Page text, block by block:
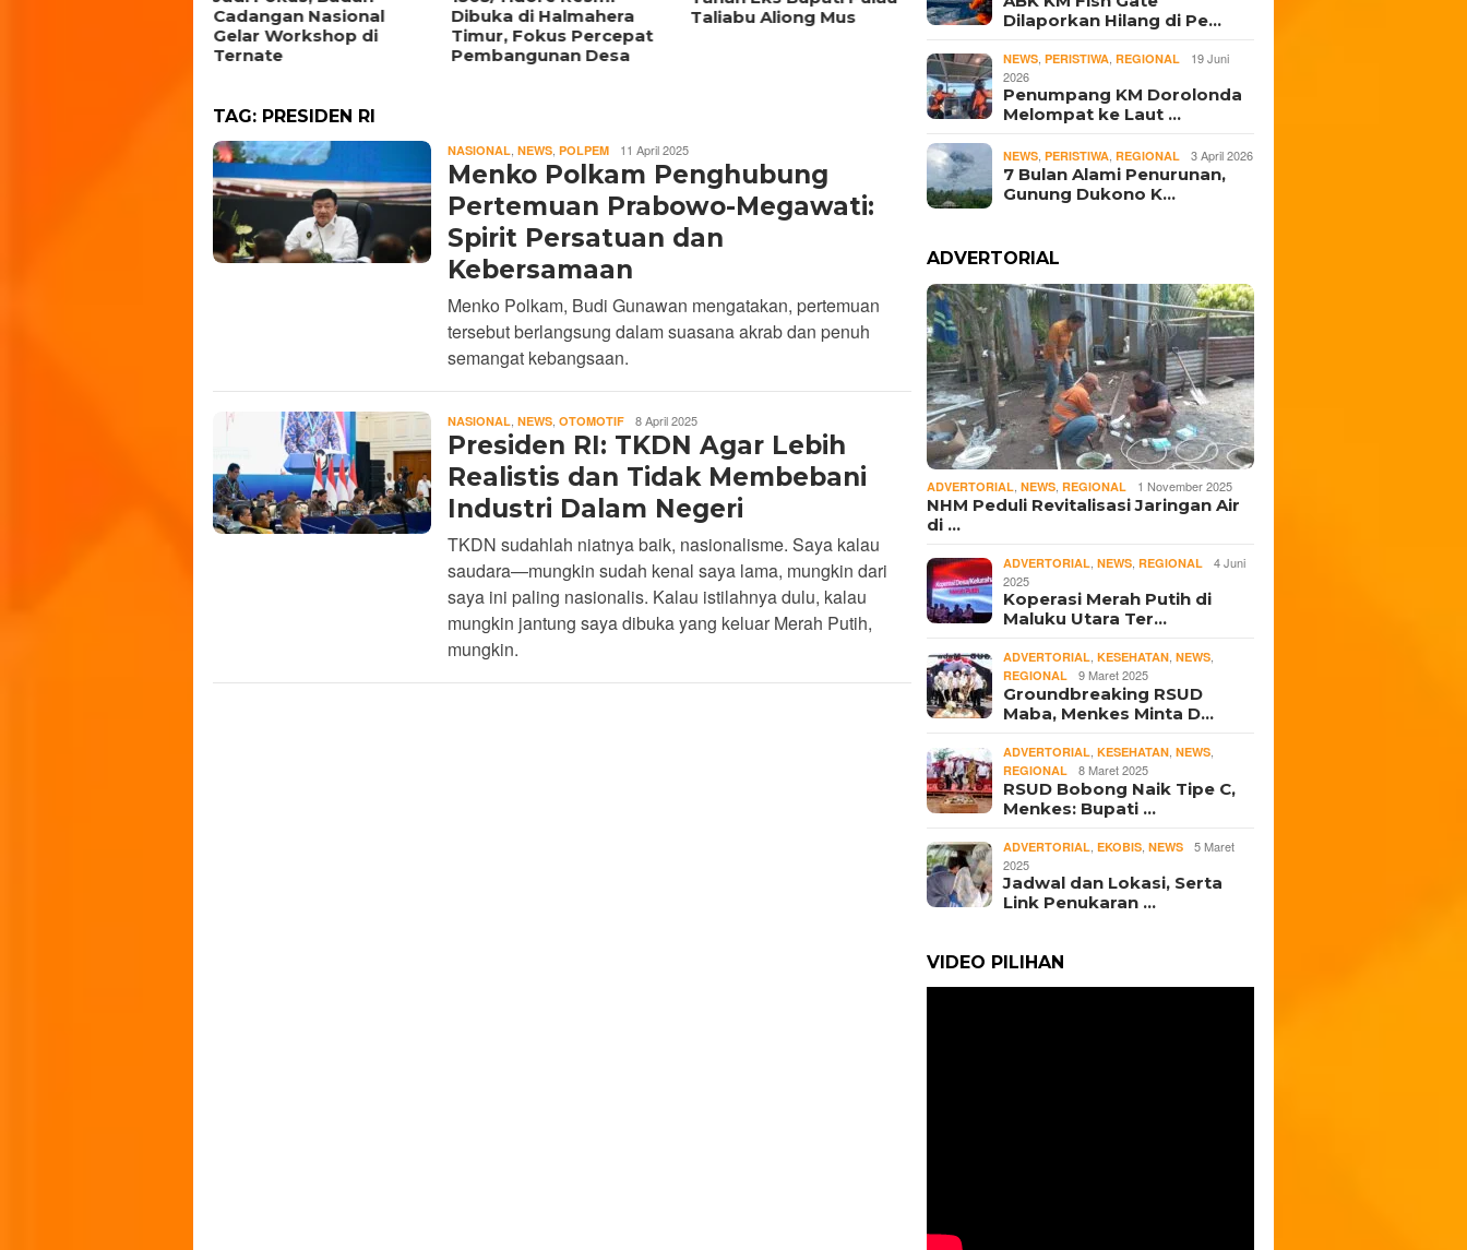
Cadangan Nasional
Gelar Workshop di
Ternate
Dibuka di Halmahera
Timur, Fokus Percepat
Pembangunan Desa
Taliabu Aliong Mus
Timur, Salurkan Rp16,5
Bertumbuh di Jawa
TAG: PRESIDEN RI
NASIONAL NEWS POLPEMREDAKSI
11 April 2025
Menko Polkam Penghubung
Pertemuan Prabowo-Megawati:
Spirit Persatuan dan
Kebersamaan
Menko Polkam, Budi Gunawan mengatakan, pertemuan
tersebut berlangsung dalam suasana akrab dan penuh
semangat kebangsaan.
NASIONAL NEWS OTOMOTIFREDAKSI
8 April 2025
Presiden RI: TKDN Agar Lebih
Realistis dan Tidak Membebani
Industri Dalam Negeri
TKDN sudahlah niatnya baik, nasionalisme. Saya kalau
saudara—mungkin sudah kenal saya lama, mungkin dari
saya ini paling nasionalis. Kalau istilahnya dulu, kalau
mungkin jantung saya dibuka yang keluar Merah Putih,
mungkin.
Dilaporkan Hilang di Pe…
NEWS ,PERISTIWA ,REGIONAL
19 Juni
2026
Penumpang KM Dorolonda
Melompat ke Laut …
NEWS ,PERISTIWA ,REGIONAL 3 April 2026
7 Bulan Alami Penurunan,
Gunung Dukono K…
ADVERTORIAL
ADVERTORIAL ,NEWS ,REGIONAL 1 November 2025
NHM Peduli Revitalisasi Jaringan Air
di …
ADVERTORIAL ,NEWS ,REGIONAL
4 Juni
2025
Koperasi Merah Putih di
Maluku Utara Ter…
ADVERTORIAL ,KESEHATAN ,NEWS
REGIONAL 9 Maret 2025
Groundbreaking RSUD
Maba, Menkes Minta D…
ADVERTORIAL ,KESEHATAN ,NEWS
REGIONAL 8 Maret 2025
RSUD Bobong Naik Tipe C,
Menkes: Bupati …
ADVERTORIAL ,EKOBIS ,NEWS
5 Maret
2025
Jadwal dan Lokasi, Serta
Link Penukaran …
VIDEO PILIHAN